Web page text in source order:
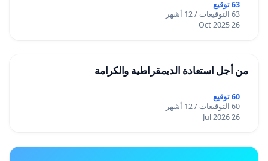
63 توقيع
63 التوقيعات / 12 أشهر
26 Oct 2025
من أجل استعادة الديمقراطية والكرامة
60 توقيع
60 التوقيعات / 12 أشهر
26 Jul 2026